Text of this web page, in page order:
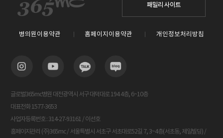
패밀리 사이트
병의원이용약관 홈페이지이용약관 개인정보처리방침
글로벌365mc병원 대전광역시 서구 대덕대로 194 4층, 6~10층
대표전화 1577-3653
사업자등록번호 : 314-27-93161 / 이선호
홈페이지관리 (주)365mc / 서울특별시 서초구 서초대로52길 7, 3~4층(서초동, 제일빌딩) /